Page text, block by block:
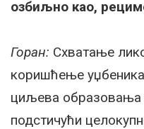
озбиљно као,
Горан: Схватање
коришћење
циљева образовања
подстичући